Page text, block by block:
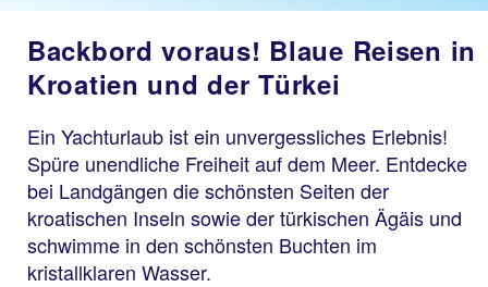
Backbord voraus! Blaue Reisen in
Kroatien und der Türkei
Ein Yachturlaub ist ein unvergessliches Erlebnis!
Spüre unendliche Freiheit auf dem Meer. Entdecke
bei Landgängen die schönsten Seiten der
kroatischen Inseln sowie der türkischen Ägäis und
schwimme in den schönsten Buchten im
kristallklaren Wasser.